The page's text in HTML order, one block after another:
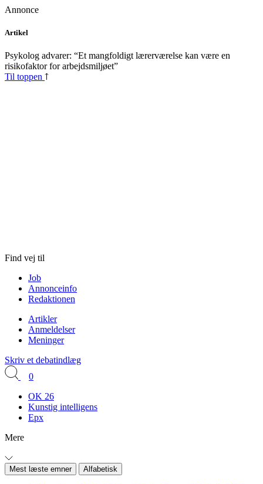
Annonce
Skip
content
Artikel
Psykolog advarer: “Et mangfoldigt lærerværelse kan være en
risikofaktor for arbejdsmiljøet”
Til toppen
Find vej til
Job
Annonceinfo
Redaktionen
Artikler
Anmeldelser
Meninger
Skriv et debatindlæg
0
OK 26
Kunstig intelligens
Epx
Mere
Mest læste emner Alfabetisk